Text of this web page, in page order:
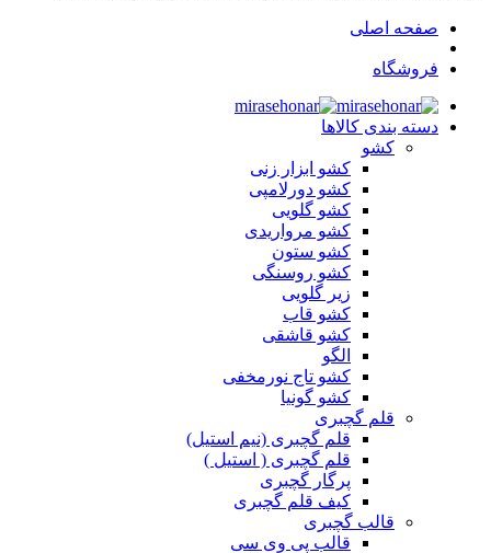
صفحه اصلی
فروشگاه
دسته بندی کالاها
کشو
کشو ابزار زنی
کشو دورلامپی
کشو گلویی
کشو مرواریدی
کشو ستون
کشو روسنگی
زیر گلویی
کشو قاب
کشو قاشقی
الگو
کشو تاج نورمخفی
کشو گونیا
قلم گچبری
قلم گچبری (نیم استیل)
قلم گچبری ( استیل )
پرگار گچبری
کیف قلم گچبری
قالب گچبری
قالب پی وی سی